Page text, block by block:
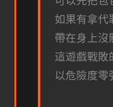
如果有拿代
帶在身上沒
這遊戲戰敗
以危險度零